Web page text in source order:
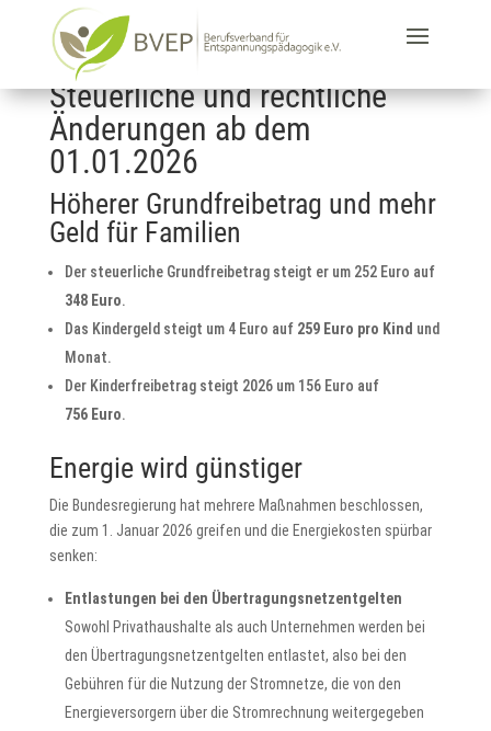
Steuerliche und rechtliche
Änderungen ab dem
01.01.2026
Höherer Grundfreibetrag und mehr
Geld für Familien
Der steuerliche Grundfreibetrag steigt er um 252 Euro auf
348 Euro.
Das Kindergeld steigt um 4 Euro auf 259 Euro pro Kind und
Monat.
Der Kinderfreibetrag steigt 2026 um 156 Euro auf
756 Euro.
Energie wird günstiger
Die Bundesregierung hat mehrere Maßnahmen beschlossen,
die zum 1. Januar 2026 greifen und die Energiekosten spürbar
senken:
Entlastungen bei den Übertragungsnetzentgelten
Sowohl Privathaushalte als auch Unternehmen werden bei
den Übertragungsnetzentgelten entlastet, also bei den
Gebühren für die Nutzung der Stromnetze, die von den
Energieversorgern über die Stromrechnung weitergegeben